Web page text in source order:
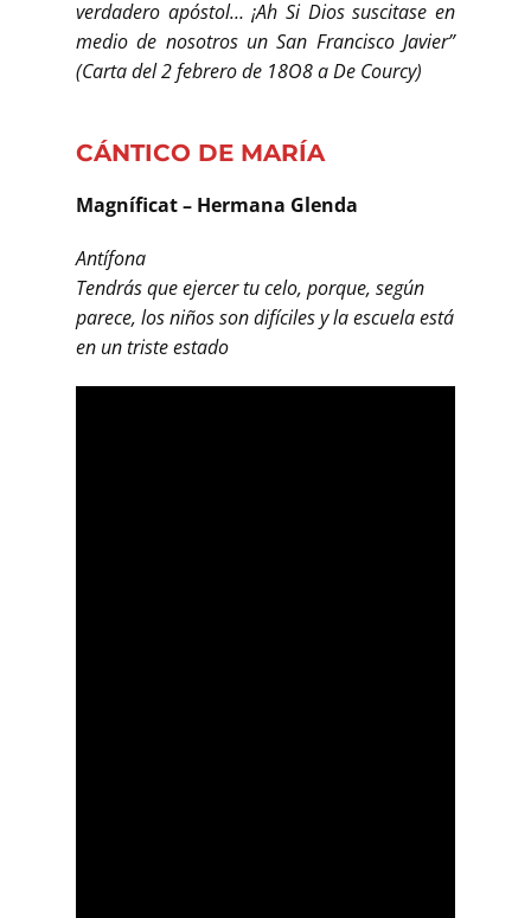
verdadero apóstol… ¡Ah Si Dios suscitase en
medio de nosotros un San Francisco Javier”
(Carta del 2 febrero de 18O8 a De Courcy)
CÁNTICO DE MARÍA
Magníficat – Hermana Glenda
Antífona
Tendrás que ejercer tu celo, porque, según
parece, los niños son difíciles y la escuela está
en un triste estado